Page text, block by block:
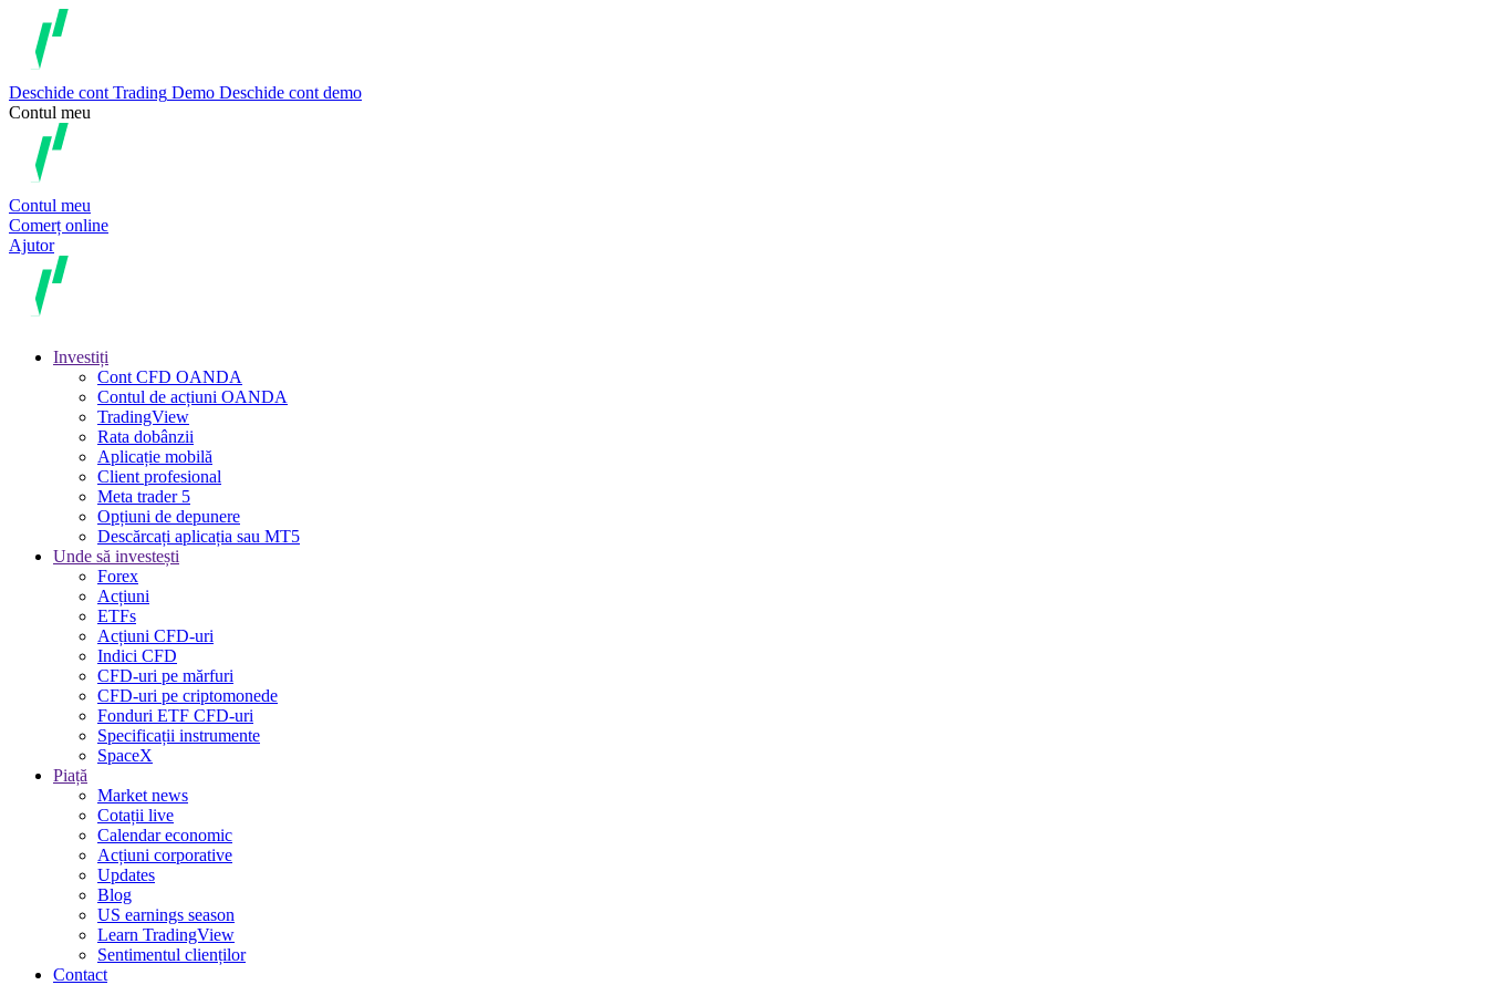
Deschide cont Trading Demo Deschide cont demo
Contul meu
Contul meu
Comerț online
Ajutor
Investiți
Cont CFD OANDA
Contul de acțiuni OANDA
TradingView
Rata dobânzii
Aplicație mobilă
Client profesional
Meta trader 5
Opțiuni de depunere
Descărcați aplicația sau MT5
Unde să investești
Forex
Acțiuni
ETFs
Acțiuni CFD-uri
Indici CFD
CFD-uri pe mărfuri
CFD-uri pe criptomonede
Fonduri ETF CFD-uri
Specificații instrumente
SpaceX
Piață
Market news
Cotații live
Calendar economic
Acțiuni corporative
Updates
Blog
US earnings season
Learn TradingView
Sentimentul clienților
Contact